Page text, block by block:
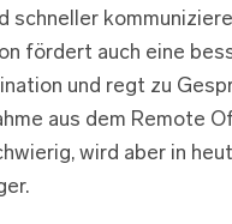
schneller
fördert auch eine
und regt zu
aus dem Remote
wird aber in